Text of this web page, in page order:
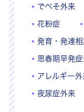
でべそ外来
花粉症
発育・発達
思春期早発
アレルギー外
夜尿症外来